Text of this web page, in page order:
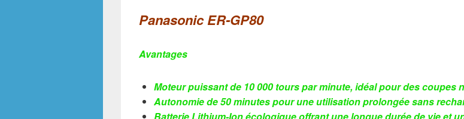
Panasonic ER-GP80
Avantages
Moteur puissant de 10 000 tours par minute, idéal pour des coupes
Autonomie de 50 minutes pour une utilisation prolongée sans
Batterie Lithium-Ion écologique offrant une longue durée de vie et